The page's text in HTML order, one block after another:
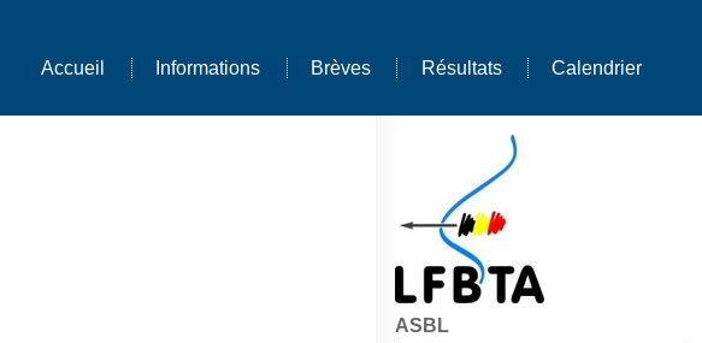
Accueil Informations Brèves Résultats Calendrier
ASBL